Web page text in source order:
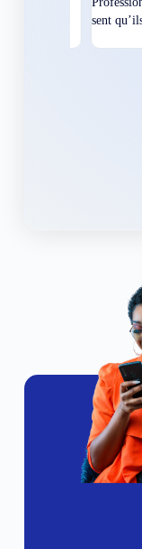
sent qu’ils